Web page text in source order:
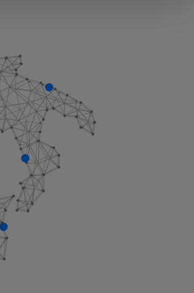
dei social media e per analizzare il
con i nostri partner che si occupano
altre informazioni che ha fornito loro o